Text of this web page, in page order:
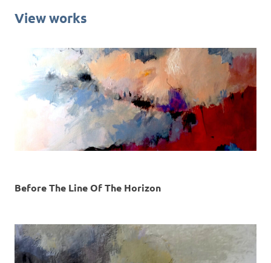
View works
Before The Line Of The Horizon